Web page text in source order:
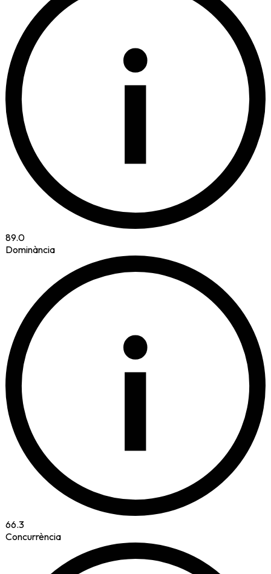
i
89.0
Dominància
i
66.3
Concurrència